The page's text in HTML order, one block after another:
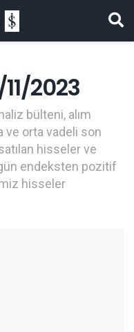
2023
bülteni, alım
ve orta vadeli son
hisseler ve
endeksten pozitif
hisseler